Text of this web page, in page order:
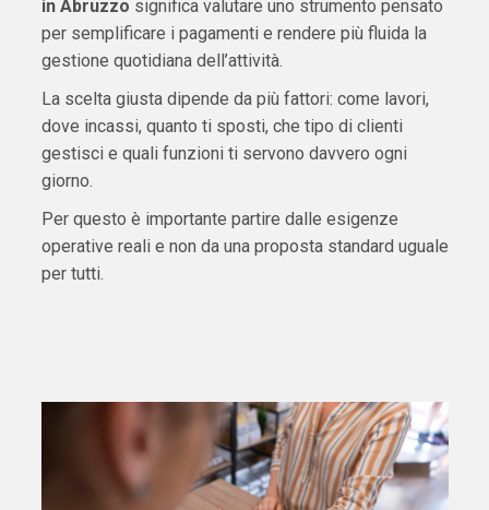
in Abruzzo significa valutare uno strumento pensato
per semplificare i pagamenti e rendere più fluida la
gestione quotidiana dell’attività.
La scelta giusta dipende da più fattori: come lavori,
dove incassi, quanto ti sposti, che tipo di clienti
gestisci e quali funzioni ti servono davvero ogni
giorno.
Per questo è importante partire dalle esigenze
operative reali e non da una proposta standard uguale
per tutti.